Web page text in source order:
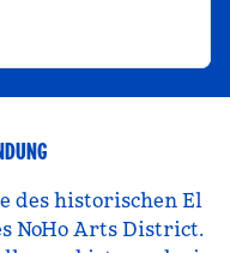
des historischen El
NoHo Arts District.